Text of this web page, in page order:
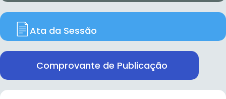
Ata da Sessão
Comprovante de Publicação